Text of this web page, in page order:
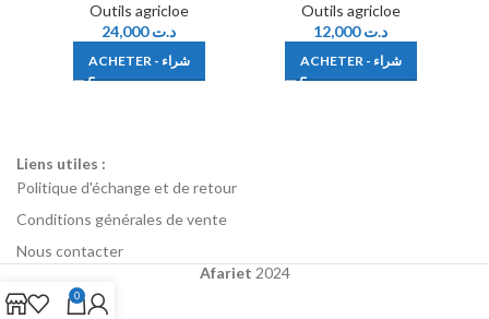
Outils agricloe
د.ت24,000
ACHETER - شراء
Outils agricloe
د.ت12,000
ACHETER - شراء
Liens utiles :
Politique d'échange et de retour
Conditions générales de vente
Nous contacter
Afariet 2024
0